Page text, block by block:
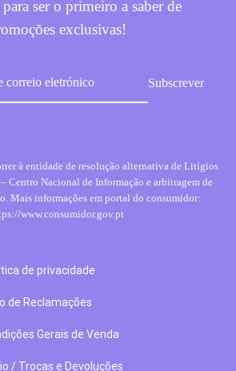
para ser o primeiro a saber de
exclusivas!
à entidade de resolução alternativa de Litígios
Centro Nacional de Informação e arbitragem de
Mais informações em portal do consumidor:
www.consumidor.gov.pt
de privacidade
de Reclamações
Gerais de Venda
/ Trocas e Devoluções